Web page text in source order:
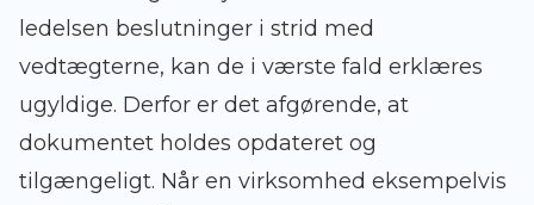
ledelsen beslutninger i strid med
vedtægterne, kan de i værste fald erklæres
ugyldige. Derfor er det afgørende, at
dokumentet holdes opdateret og
tilgængeligt. Når en virksomhed eksempelvis